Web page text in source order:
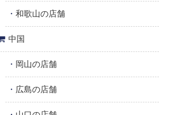
和歌山の店舗
中国
岡山の店舗
広島の店舗